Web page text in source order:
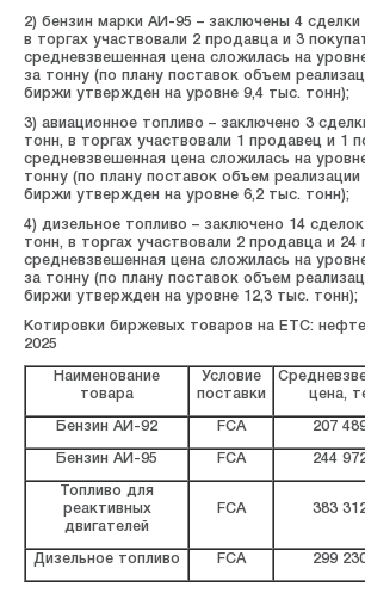
2) бензин марки АИ-95 – заключены 4
в торгах участвовали 2 продавца и 3
средневзвешенная цена сложилась на
за тонну (по плану поставок объем
биржи утвержден на уровне 9,4 тыс. тонн);
3) авиационное топливо – заключено 3
тонн, в торгах участвовали 1 продавец и 1
средневзвешенная цена сложилась на
тонну (по плану поставок объем
биржи утвержден на уровне 6,2 тыс. тонн);
4) дизельное топливо – заключено 14
тонн, в торгах участвовали 2 продавца и 24
средневзвешенная цена сложилась на
за тонну (по плану поставок объем
биржи утвержден на уровне 12,3 тыс. тонн);
Котировки биржевых товаров на ЕТС:
2025
Наименование
товара
Условие
поставки
цена,
Бензин АИ-92 FCA 207
Бензин АИ-95 FCA 244
Топливо для
реактивных
двигателей
FCA 383
Дизельное топливо FCA 299